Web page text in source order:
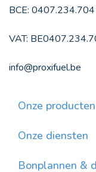
BCE: 0407.234.704
VAT:
info@proxifuel.be
Onze producten
Onze diensten
Waar pellets
Bonplannen &